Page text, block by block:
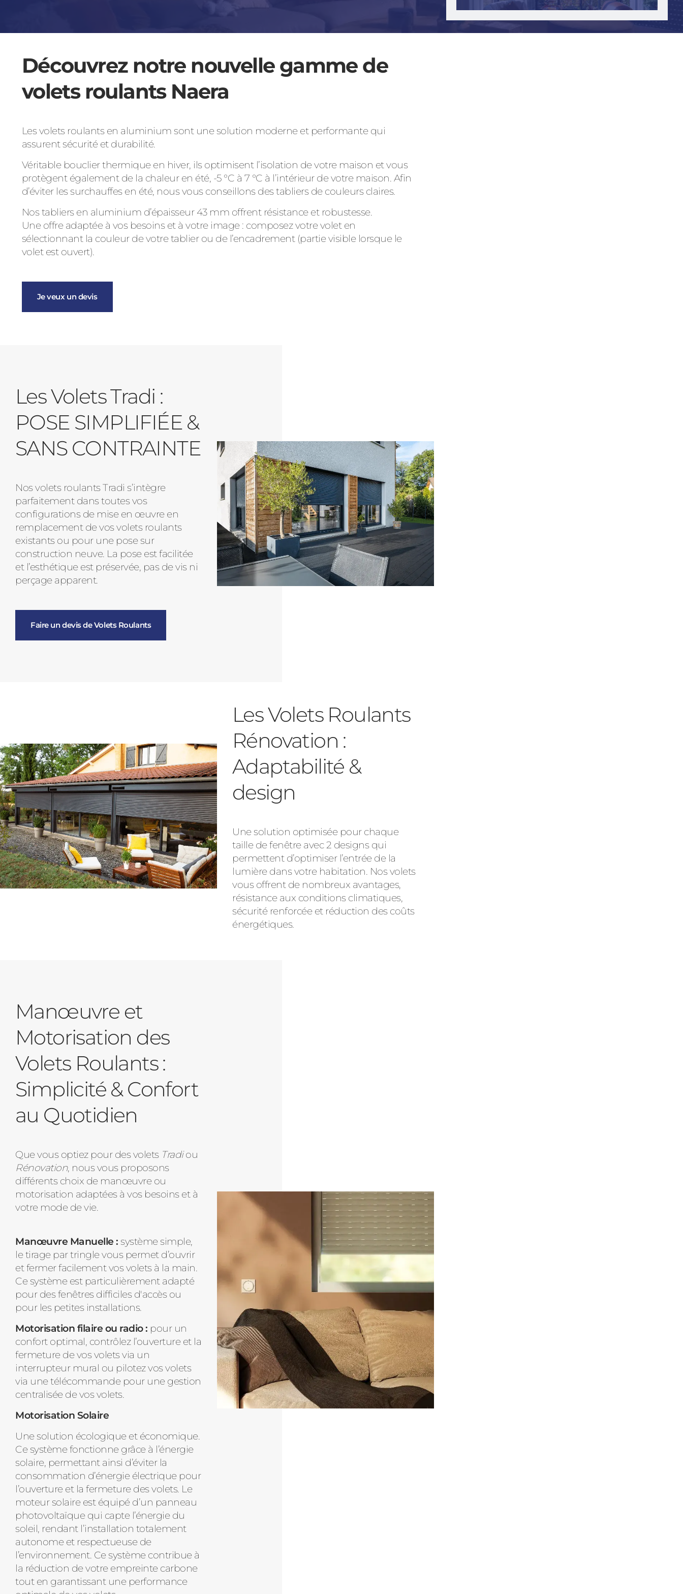
Découvrez
Découvrez notre nouvelle gamme de
volets roulants Naera
Les volets roulants en aluminium sont une solution moderne et performante qui
assurent sécurité et durabilité.
Véritable bouclier thermique en hiver, ils optimisent l’isolation de votre maison et vous
protègent également de la chaleur en été, -5 °C à 7 °C à l’intérieur de votre maison. Afin
d’éviter les surchauffes en été, nous vous conseillons des tabliers de couleurs claires.
Nos tabliers en aluminium d’épaisseur 43 mm offrent résistance et robustesse.
Une offre adaptée à vos besoins et à votre image : composez votre volet en
sélectionnant la couleur de votre tablier ou de l’encadrement (partie visible lorsque le
volet est ouvert).
Je veux un devis
Les Volets Tradi :
POSE SIMPLIFIÉE &
SANS CONTRAINTE
Nos volets roulants Tradi s’intègre
parfaitement dans toutes vos
configurations de mise en œuvre en
remplacement de vos volets roulants
existants ou pour une pose sur
construction neuve. La pose est facilitée
et l’esthétique est préservée, pas de vis ni
perçage apparent.
Faire un devis de Volets Roulants
Les Volets Roulants
Rénovation :
Adaptabilité &
design
Une solution optimisée pour chaque
taille de fenêtre avec 2 designs qui
permettent d’optimiser l’entrée de la
lumière dans votre habitation. Nos volets
vous offrent de nombreux avantages,
résistance aux conditions climatiques,
sécurité renforcée et réduction des coûts
énergétiques.
Manœuvre et
Motorisation des
Volets Roulants :
Simplicité & Confort
au Quotidien
Que vous optiez pour des volets Tradiou
Rénovation, nous vous proposons
différents choix de manœuvre ou
motorisation adaptées à vos besoins et à
votre mode de vie.
Manœuvre Manuelle : système simple,
le tirage par tringle vous permet d’ouvrir
et fermer facilement vos volets à la main.
Ce système est particulièrement adapté
pour des fenêtres difficiles d'accès ou
pour les petites installations.
Motorisation filaire ou radio : pour un
confort optimal, contrôlez l’ouverture et la
fermeture de vos volets via un
interrupteur mural ou pilotez vos volets
via une télécommande pour une gestion
centralisée de vos volets.
Motorisation Solaire
Une solution écologique et économique.
Ce système fonctionne grâce à l’énergie
solaire, permettant ainsi d’éviter la
consommation d’énergie électrique pour
l’ouverture et la fermeture des volets. Le
moteur solaire est équipé d’un panneau
photovoltaïque qui capte l’énergie du
soleil, rendant l’installation totalement
autonome et respectueuse de
l’environnement. Ce système contribue à
la réduction de votre empreinte carbone
tout en garantissant une performance